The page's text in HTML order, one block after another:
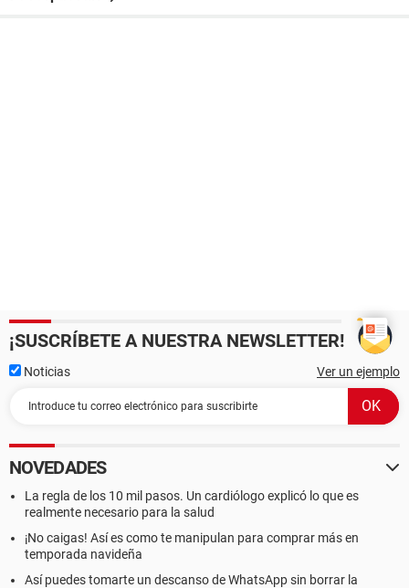
¡SUSCRÍBETE A NUESTRA NEWSLETTER!
Noticias Ver un ejemplo
NOVEDADES
La regla de los 10 mil pasos. Un cardiólogo explicó lo que es
realmente necesario para la salud
¡No caigas! Así es como te manipulan para comprar más en
temporada navideña
Así puedes tomarte un descanso de WhatsApp sin borrar la